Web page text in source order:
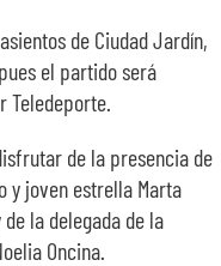
de Ciudad Jardín,
el partido será
Teledeporte.
de la presencia de
y joven estrella Marta
la delegada de la
Oncina.